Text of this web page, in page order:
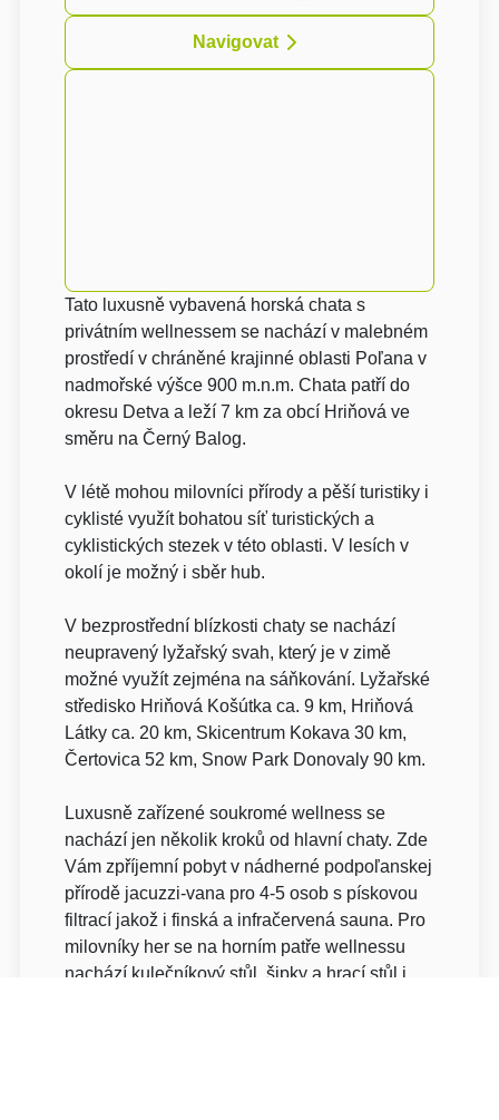
Navigovat
Tato luxusně vybavená horská chata s
privátním wellnessem se nachází v malebném
prostředí v chráněné krajinné oblasti Poľana v
nadmořské výšce 900 m.n.m. Chata patří do
okresu Detva a leží 7 km za obcí Hriňová ve
směru na Černý Balog.
V létě mohou milovníci přírody a pěší turistiky i
cyklisté využít bohatou síť turistických a
cyklistických stezek v této oblasti. V lesích v
okolí je možný i sběr hub.
V bezprostřední blízkosti chaty se nachází
neupravený lyžařský svah, který je v zimě
možné využít zejména na sáňkování. Lyžařské
středisko Hriňová Košútka ca. 9 km, Hriňová
Látky ca. 20 km, Skicentrum Kokava 30 km,
Čertovica 52 km, Snow Park Donovaly 90 km.
Luxusně zařízené soukromé wellness se
nachází jen několik kroků od hlavní chaty. Zde
Vám zpříjemní pobyt v nádherné podpoľanskej
přírodě jacuzzi-vana pro 4-5 osob s pískovou
filtrací jakož i finská a infračervená sauna. Pro
milovníky her se na horním patře wellnessu
nachází kulečníkový stůl, šipky a hrací stůl i